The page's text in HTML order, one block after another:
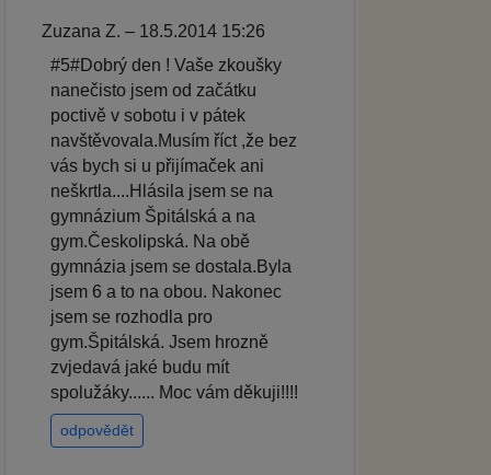
Zuzana Z. – 18.5.2014 15:26
#5#Dobrý den ! Vaše zkoušky
nanečisto jsem od začátku
poctivě v sobotu i v pátek
navštěvovala.Musím říct ,že bez
vás bych si u přijímaček ani
neškrtla....Hlásila jsem se na
gymnázium Špitálská a na
gym.Českolipská. Na obě
gymnázia jsem se dostala.Byla
jsem 6 a to na obou. Nakonec
jsem se rozhodla pro
gym.Špitálská. Jsem hrozně
zvjedavá jaké budu mít
spolužáky...... Moc vám děkuji!!!!
odpovědět